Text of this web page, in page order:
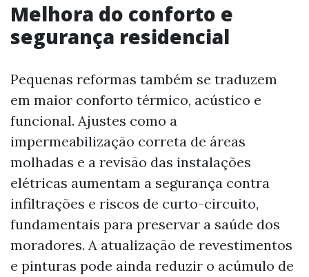
Melhora do conforto e
segurança residencial
Pequenas reformas também se traduzem
em maior conforto térmico, acústico e
funcional. Ajustes como a
impermeabilização correta de áreas
molhadas e a revisão das instalações
elétricas aumentam a segurança contra
infiltrações e riscos de curto-circuito,
fundamentais para preservar a saúde dos
moradores. A atualização de revestimentos
e pinturas pode ainda reduzir o acúmulo de